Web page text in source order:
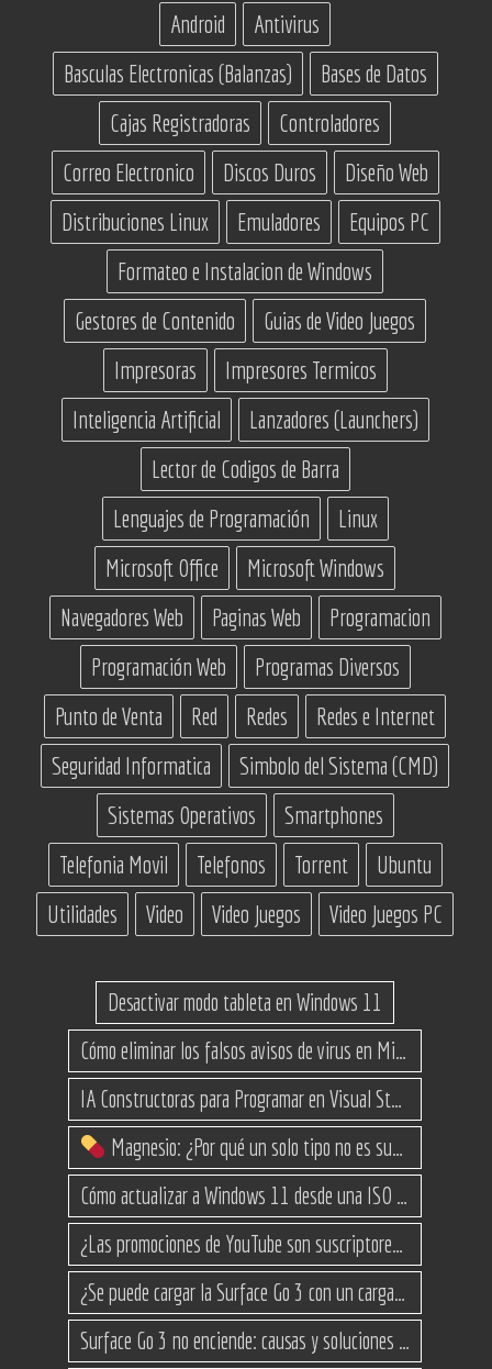
Android
Antivirus
Basculas Electronicas (Balanzas)
Bases de Datos
Cajas Registradoras
Controladores
Correo Electronico
Discos Duros
Diseño Web
Distribuciones Linux
Emuladores
Equipos PC
Formateo e Instalacion de Windows
Gestores de Contenido
Guias de Video Juegos
Impresoras
Impresores Termicos
Inteligencia Artificial
Lanzadores (Launchers)
Lector de Codigos de Barra
Lenguajes de Programación
Linux
Microsoft Office
Microsoft Windows
Navegadores Web
Paginas Web
Programacion
Programación Web
Programas Diversos
Punto de Venta
Red Redes
Redes e Internet
Seguridad Informatica
Simbolo del Sistema (CMD)
Sistemas Operativos
Smartphones
Telefonia Movil
Telefonos Torrent
Ubuntu
Utilidades
Video Video Juegos Video Juegos PC
Desactivar modo tableta en Windows 11
Cómo eliminar los falsos avisos de virus en Microsoft Edge
IA Constructoras para Programar en Visual Studio con C#
Magnesio: ¿Por qué un solo tipo no es suficiente? (Guía de variantes)
Cómo actualizar a Windows 11 desde una ISO en equipos no compatibles
¿Las promociones de YouTube son suscriptores reales o bots? Esta es la Verdad
¿Se puede cargar la Surface Go 3 con un cargador USB-C de teléfono?
Surface Go 3 no enciende: causas y soluciones paso a paso para que arranque